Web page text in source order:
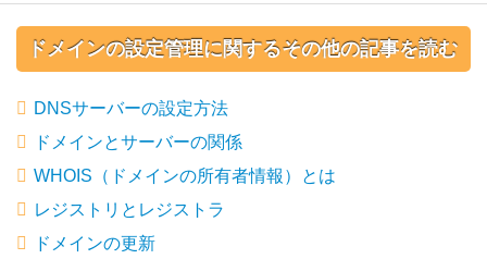
ドメインの設定管理に関するその他の記事を読む
DNSサーバーの設定方法
ドメインとサーバーの関係
WHOIS（ドメインの所有者情報）とは
レジストリとレジストラ
ドメインの更新